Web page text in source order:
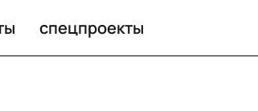
спецпроекты